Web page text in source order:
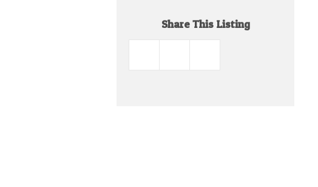
Share This Listing